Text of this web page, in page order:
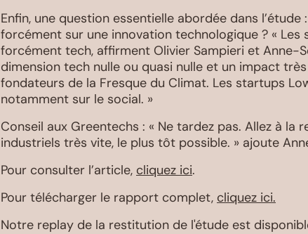
Enfin, une question essentielle abordée dans
forcément sur une innovation technologique ? «
forcément tech, affirment Olivier Sampieri et Anne-
dimension tech nulle ou quasi nulle et un impact
fondateurs de la Fresque du Climat. Les startups
notamment sur le social. »
Conseil aux Greentechs : « Ne tardez pas. Allez à
industriels très vite, le plus tôt possible. » ajoute
Pour consulter l’article, cliquez ici.
Pour télécharger le rapport complet, cliquez ici.
Notre replay de la restitution de l'étude est